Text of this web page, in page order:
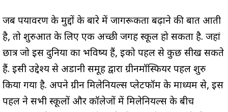
जब पर्यावरण के मुद्दों के बारे में जागरूकता बढ़ाने की बात आती
है, तो शुरुआत के लिए एक अच्छी जगह स्कूल हो सकता है. जहां
छात्र जो इस दुनिया का भविष्य हैं, ईको पहल से कुछ सीख सकते
हैं. इसी उद्देश्य से अडानी समूह द्वारा ग्रीनमॉस्फियर पहल शुरु
किया गया है. अपने ग्रीन मिलेनियल्स प्लेटफॉर्म के माध्यम से, इस
पहल ने सभी स्कूलों और कॉलेजों में मिलेनियल्स के बीच